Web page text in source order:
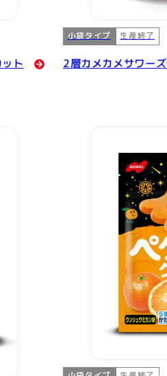
ト
小袋タイプ 生産終了
2層カメカメサワ